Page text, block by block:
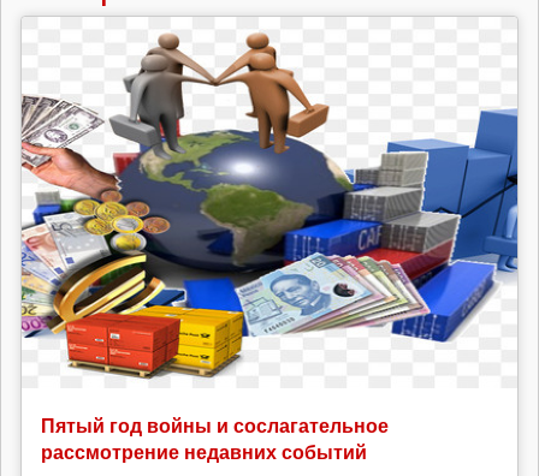
Пятый год войны и сослагательное
рассмотрение недавних событий